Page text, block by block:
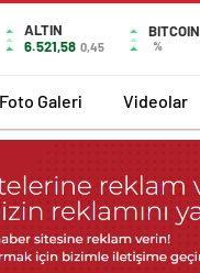
ALTIN
6.521,58 0,45
BITCOIN
%
Foto Galeri Videolar